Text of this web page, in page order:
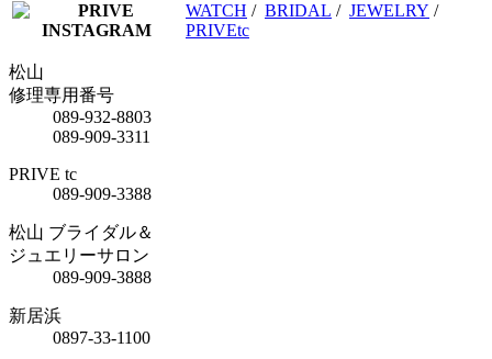
WATCH / BRIDAL / JEWELRY /
PRIVEtc
松山
修理専用番号
089-932-8803
089-909-3311
PRIVE tc
089-909-3388
松山 ブライダル＆
ジュエリーサロン
089-909-3888
新居浜
0897-33-1100